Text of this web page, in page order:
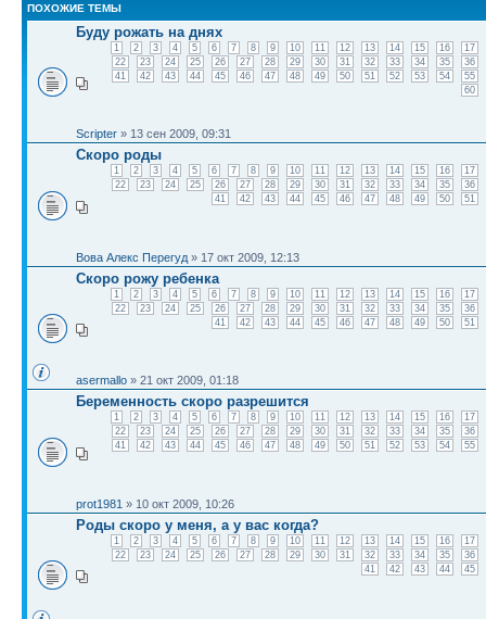
ПОХОЖИЕ ТЕМЫ
Буду рожать на днях
1 2 3 4 5 6 7 8 9 10 11 12 13 14 15 16
17
22
23 24 25 26 27 28 29 30 31 32 33 34 35
36
41
42 43 44 45 46 47 48 49 50 51 52 53 54
55
60
Scripter » 13 сен 2009, 09:31
Скоро роды
1 2 3 4 5 6 7 8 9 10 11 12 13 14 15 16
17
22
23 24 25 26 27 28 29 30 31 32 33 34 35
36
41
42 43 44 45 46 47 48 49 50 51
Вова Алекс Перегуд » 17 окт 2009, 12:13
Скоро рожу ребенка
1 2 3 4 5 6 7 8 9 10 11 12 13 14 15 16
17
22
23 24 25 26 27 28 29 30 31 32 33 34 35
36
41
42 43 44 45 46 47 48 49 50 51
asermallo » 21 окт 2009, 01:18
Беременность скоро разрешится
1 2 3 4 5 6 7 8 9 10 11 12 13 14 15 16
17
22
23 24 25 26 27 28 29 30 31 32 33 34 35
36
41
42 43 44 45 46 47 48 49 50 51 52 53 54 55
prot1981 » 10 окт 2009, 10:26
Роды скоро у меня, а у вас когда?
1 2 3 4 5 6 7 8 9 10 11 12 13 14 15 16
17
22
23 24 25 26 27 28 29 30 31 32 33 34 35
36
41
42 43 44 45